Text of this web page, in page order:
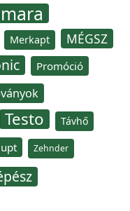
Merkapt MÉGSZ
Promóció
Testo Távhő
Zehnder